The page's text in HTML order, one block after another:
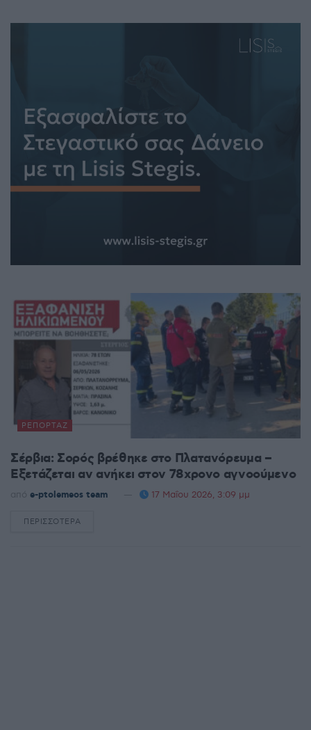
ΡΕΠΟΡΤΆΖ
Σέρβια: Σορός βρέθηκε στο Πλατανόρευμα –
Εξετάζεται αν ανήκει στον 78χρονο αγνοούμενο
από e-ptolemeos team 17 Μαΐου 2026, 3:09 μμ
ΠΕΡΙΣΣΌΤΕΡΑ